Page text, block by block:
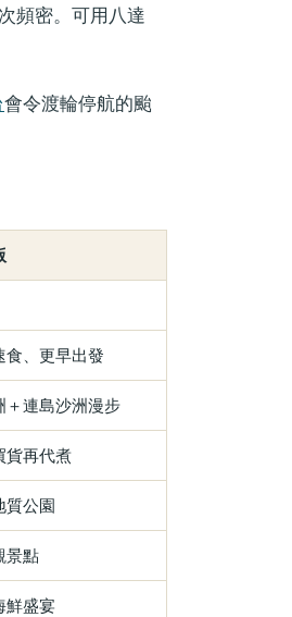
頻密。可用八達
會令渡輪停航的颱
食、更早出發
＋連島沙洲漫步
貨再代煮
質公園
景點
鮮盛宴